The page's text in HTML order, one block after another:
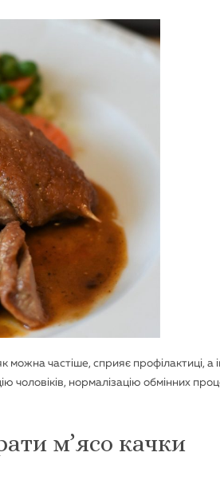
частіше, сприяє профілактиці, а
нормалізацію обмінних
м’ясо качки